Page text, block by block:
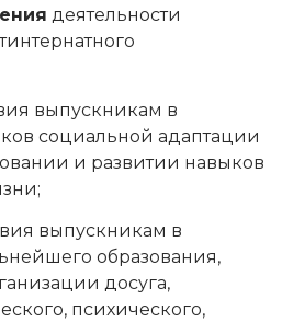
деятельности
выпускникам в
социальной адаптации
и развитии навыков
выпускникам в
образования,
досуга,
психического,